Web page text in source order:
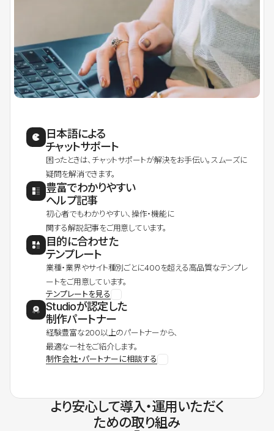
日本語による
チャットサポート
困ったときは、チャットサポートが解決をお手伝い。スムーズに
疑問を解消できます。
豊富でわかりやすい
ヘルプ記事
初心者でもわかりやすい、操作・機能に
関する解説記事をご用意しています。
目的に合わせた
テンプレート
業種・業界やサイト種別ごとに400を超える高品質なテンプレ
ートをご用意しています。
テンプレートを見る
Studioが認定した
制作パートナー
経験豊富な200以上のパートナーから、
最適な一社をご紹介します。
制作会社・パートナーに相談する
より安心して導入・運用いただく
ための取り組み